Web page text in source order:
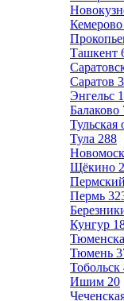
Кемерово
Ташкент
Саратов
Энгельс
Балаково
Тульская
Тула 288
Щёкино
Пермь
Кунгур
Тюмень
Тобольск
Ишим 20